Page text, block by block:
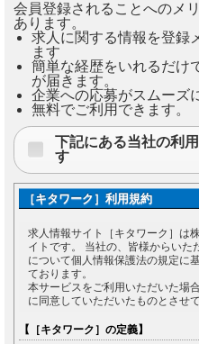
会員登録されることへのメ
あります。
求人に関する情報を登録
ます
簡単な経歴をいれるだけ
が届きます。
企業への応募がスムーズ
無料でご利用できます。
下記にある当社の利
す
［キタワーク］利用規約
求人情報サイト［キタワーク］は
イトです。 当社の、皆様からい
について個人情報保護法の規定に
ております。
本サービスをご利用いただいた場
に同意していただいたものとさせ
【［キタワーク］の定義】